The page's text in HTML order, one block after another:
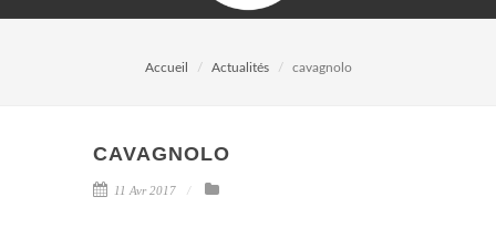
Accueil Actualités cavagnolo
CAVAGNOLO
11 Avr 2017